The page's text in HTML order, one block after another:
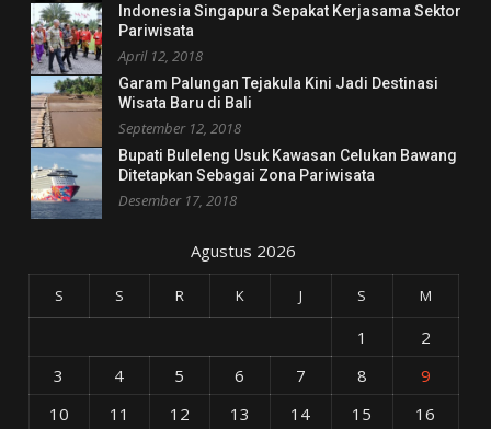
Indonesia Singapura Sepakat Kerjasama Sektor
Pariwisata
April 12, 2018
Garam Palungan Tejakula Kini Jadi Destinasi
Wisata Baru di Bali
September 12, 2018
Bupati Buleleng Usuk Kawasan Celukan Bawang
Ditetapkan Sebagai Zona Pariwisata
Desember 17, 2018
Agustus 2026
S S R K J S M
1
2
3
4 5 6 7 8
9
10
11 12 13 14 15 16